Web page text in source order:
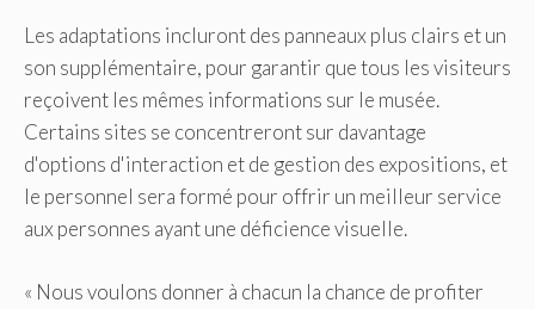
Les adaptations incluront des panneaux plus clairs et un
son supplémentaire, pour garantir que tous les visiteurs
reçoivent les mêmes informations sur le musée.
Certains sites se concentreront sur davantage
d'options d'interaction et de gestion des expositions, et
le personnel sera formé pour offrir un meilleur service
aux personnes ayant une déficience visuelle.
« Nous voulons donner à chacun la chance de profiter